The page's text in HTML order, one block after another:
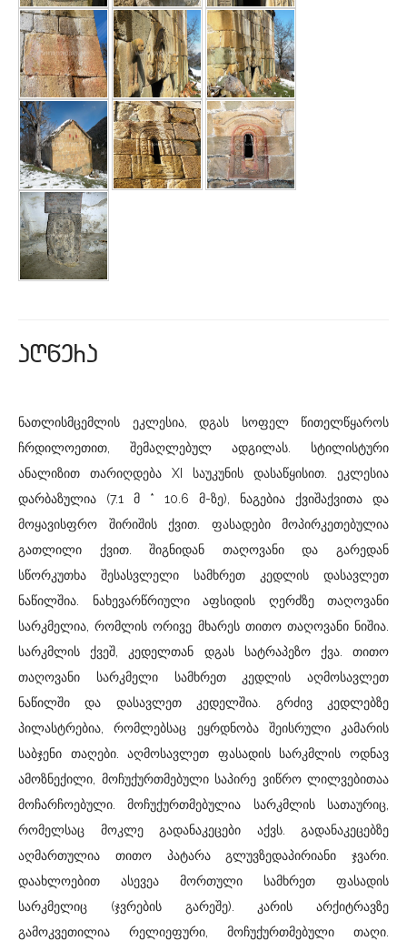
aRwera
ნათლისმცემლის ეკლესია, დგას სოფელ წითელწყაროს
ჩრდილოეთით, შემაღლებულ ადგილას. სტილისტური
ანალიზით თარიღდება XI საუკუნის დასაწყისით. ეკლესია
დარბაზულია (7.1 მ * 10.6 მ-ზე), ნაგებია ქვიშაქვითა და
მოყავისფრო შირიშის ქვით. ფასადები მოპირკეთებულია
გათლილი ქვით. შიგნიდან თაღოვანი და გარედან
სწორკუთხა შესასვლელი სამხრეთ კედლის დასავლეთ
ნაწილშია. ნახევარწრიული აფსიდის ღერძზე თაღოვანი
სარკმელია, რომლის ორივე მხარეს თითო თაღოვანი ნიშია.
სარკმლის ქვეშ, კედელთან დგას სატრაპეზო ქვა. თითო
თაღოვანი სარკმელი სამხრეთ კედლის აღმოსავლეთ
ნაწილში და დასავლეთ კედელშია. გრძივ კედლებზე
პილასტრებია, რომლებსაც ეყრდნობა შეისრული კამარის
საბჯენი თაღები. აღმოსავლეთ ფასადის სარკმლის ოდნავ
ამოზნექილი, მოჩუქურთმებული საპირე ვიწრო ლილვებითაა
მოჩარჩოებული. მოჩუქურთმებულია სარკმლის სათაურიც,
რომელსაც მოკლე გადანაკეცები აქვს. გადანაკეცებზე
აღმართულია თითო პატარა გლუვზედაპირიანი ჯვარი.
დაახლოებით ასევეა მორთული სამხრეთ ფასადის
სარკმელიც (ჯვრების გარეშე). კარის არქიტრავზე
გამოკვეთილია რელიეფური, მოჩუქურთმებული თაღი.